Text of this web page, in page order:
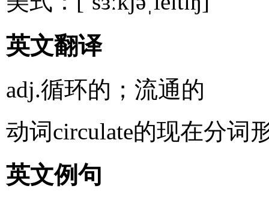
英文翻译
adj.循环的；流通的
动词circulate的现在分词
英文例句